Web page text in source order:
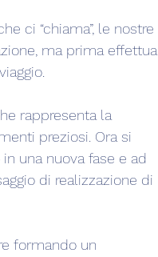
ci “chiama”, le nostre
ma prima effettua
rappresenta la
preziosi. Ora si
una nuova fase e ad
di realizzazione di
formando un